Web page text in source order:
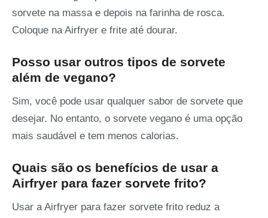
sorvete na massa e depois na farinha de rosca.
Coloque na Airfryer e frite até dourar.
Posso usar outros tipos de sorvete
além de vegano?
Sim, você pode usar qualquer sabor de sorvete que
desejar. No entanto, o sorvete vegano é uma opção
mais saudável e tem menos calorias.
Quais são os benefícios de usar a
Airfryer para fazer sorvete frito?
Usar a Airfryer para fazer sorvete frito reduz a